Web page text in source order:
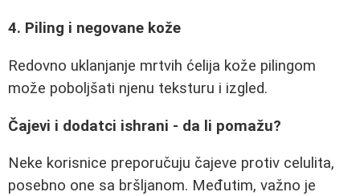
4. Piling i negovane kože
Redovno uklanjanje mrtvih ćelija kože pilingom
može poboljšati njenu teksturu i izgled.
Čajevi i dodatci ishrani - da li pomažu?
Neke korisnice preporučuju čajeve protiv celulita,
posebno one sa bršljanom. Međutim, važno je